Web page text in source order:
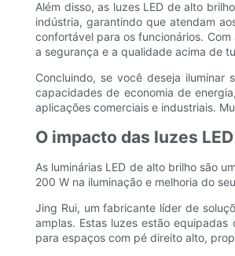
Além disso, as luzes LED de alto
indústria, garantindo que atendam
confortável para os funcionários.
a segurança e a qualidade acima de
Concluindo, se você deseja
capacidades de economia de
aplicações comerciais e industriais.
O impacto das luzes
As luminárias LED de alto brilho são
200 W na iluminação e melhoria do
Jing Rui, um fabricante líder de
amplas. Estas luzes estão
para espaços com pé direito alto,